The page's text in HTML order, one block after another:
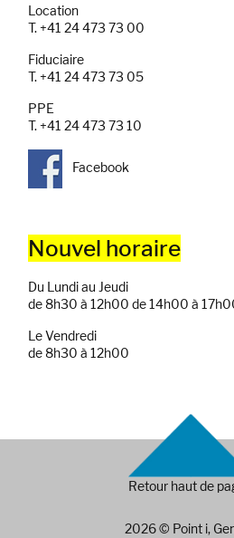
Location
T. +41 24 473 73 00
Fiduciaire
T. +41 24 473 73 05
PPE
T. +41 24 473 73 10
Facebook
Nouvel horaire
Du Lundi au Jeudi
de 8h30 à 12h00 de 14h00 à
Le Vendredi
de 8h30 à 12h00
Retour haut de
2026 © Point i,